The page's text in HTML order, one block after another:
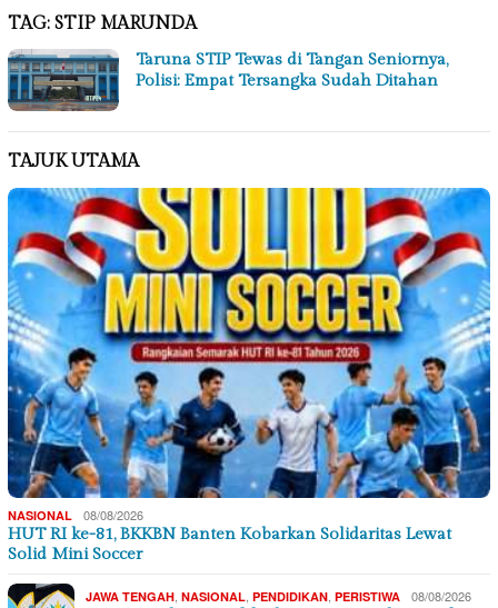
TAG: STIP MARUNDA
Taruna STIP Tewas di Tangan Seniornya,
Polisi: Empat Tersangka Sudah Ditahan
TAJUK UTAMA
NASIONAL 08/08/2026
HUT RI ke-81, BKKBN Banten Kobarkan Solidaritas Lewat
Solid Mini Soccer
JAWA TENGAH NASIONAL PENDIDIKAN PERISTIWA 08/08/2026